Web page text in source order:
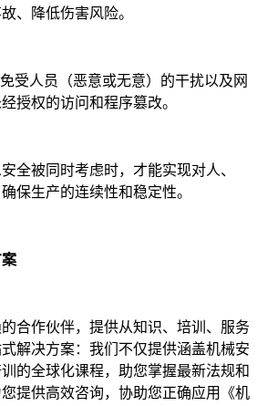
、降低伤害风险。
受人员（恶意或无意）的干扰以及网
授权的访问和程序篡改。
全被同时考虑时，才能实现对人、
保生产的连续性和稳定性。
合作伙伴，提供从知识、培训、服务
解决方案：我们不仅提供涵盖机械安
的全球化课程，助您掌握最新法规和
提供高效咨询，协助您正确应用《机